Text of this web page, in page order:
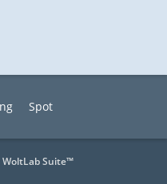
Spot
WoltLab Suite™